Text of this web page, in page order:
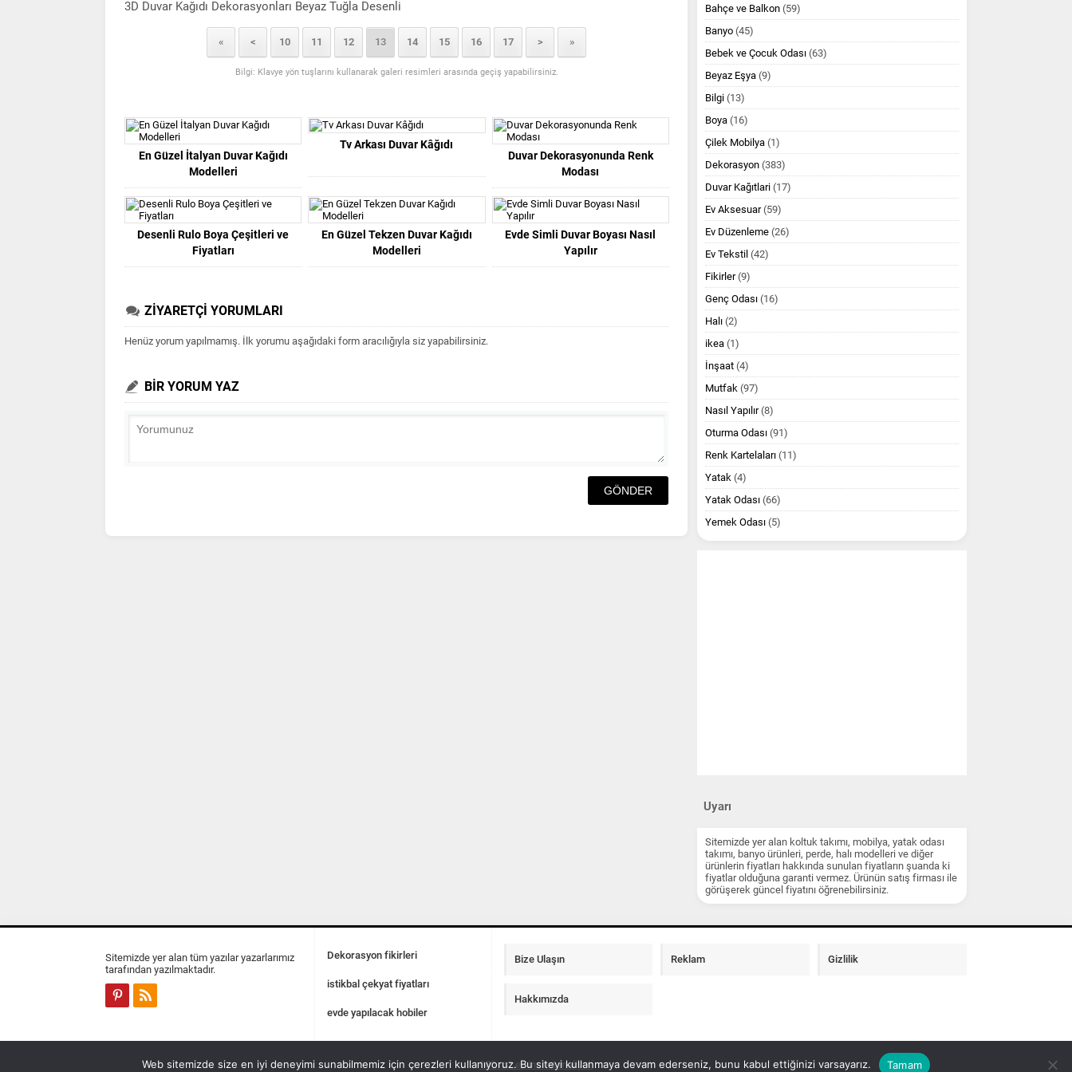
3D Duvar Kağıdı Dekorasyonları Beyaz Tuğla Desenli
« < 10 11 12 13 14 15 16 17 > »
Bilgi: Klavye yön tuşlarını kullanarak galeri resimleri arasında geçiş yapabilirsiniz.
En Güzel İtalyan Duvar Kağıdı
Modelleri
Tv Arkası Duvar Kâğıdı
Duvar Dekorasyonunda Renk
Modası
Desenli Rulo Boya Çeşitleri ve
Fiyatları
En Güzel Tekzen Duvar Kağıdı
Modelleri
Evde Simli Duvar Boyası Nasıl
Yapılır
ZİYARETÇİ YORUMLARI
Henüz yorum yapılmamış. İlk yorumu aşağıdaki form aracılığıyla siz yapabilirsiniz.
BİR YORUM YAZ
Bahçe ve Balkon (59)
Banyo (45)
Bebek ve Çocuk Odası (63)
Beyaz Eşya (9)
Bilgi (13)
Boya (16)
Çilek Mobilya (1)
Dekorasyon (383)
Duvar Kağıtlari (17)
Ev Aksesuar(59)
Ev Düzenleme (26)
Ev Tekstil (42)
Fikirler(9)
Genç Odası (16)
Halı (2)
ikea (1)
İnşaat (4)
Mutfak (97)
Nasıl Yapılır(8)
Oturma Odası (91)
Renk Kartelaları (11)
Yatak (4)
Yatak Odası (66)
Yemek Odası (5)
Uyarı
Sitemizde yer alan koltuk takımı, mobilya, yatak odası
takımı, banyo ürünleri, perde, halı modelleri ve diğer
ürünlerin fiyatları hakkında sunulan fiyatların şuanda ki
fiyatlar olduğuna garanti vermez. Ürünün satış firması ile
görüşerek güncel fiyatını öğrenebilirsiniz.
Sitemizde yer alan tüm yazılar yazarlarımız
tarafından yazılmaktadır.
Dekorasyon fikirleri
istikbal çekyat fiyatları
evde yapılacak hobiler
Bize Ulaşın Reklam Gizlilik
Hakkımızda
100 m2 ev insaat maliyeti
Web sitemizde size en iyi deneyimi sunabilmemiz için çerezleri kullanıyoruz. Bu siteyi kullanmaya devam ederseniz, bunu kabul ettiğinizi varsayarız. Tamam